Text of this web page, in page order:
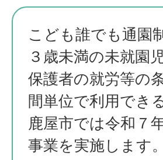
こども誰でも通園
３歳未満の未就園
保護者の就労等の
間単位で利用でき
鹿屋市では令和７
事業を実施します。